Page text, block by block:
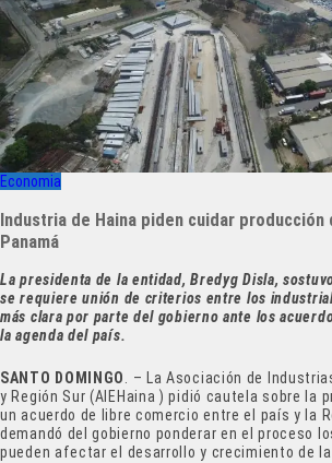
Economia
Industria de Haina piden cuidar
Panamá
La presidenta de la entidad, Bredyg Disla,
se requiere unión de criterios entre los
más clara por parte del gobierno ante los
la agenda del país.
SANTO DOMINGO
. – La Asociación de
y Región Sur (AIEHaina ) pidió cautela sobre la
un acuerdo de libre comercio entre el país y la
demandó del gobierno ponderar en el proceso
pueden afectar el desarrollo y crecimiento de la